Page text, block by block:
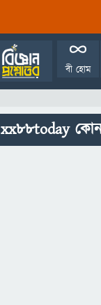
বী হোম
xx88today কোন